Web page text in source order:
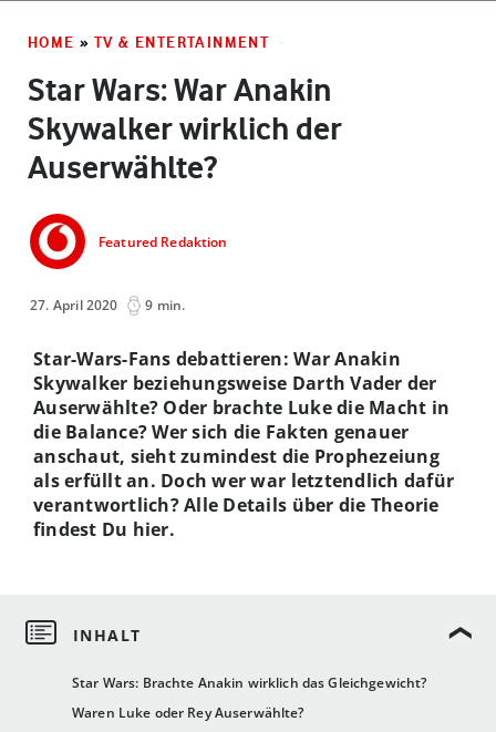
HOME » TV & ENTERTAINMENT
Star Wars: War Anakin
Skywalker wirklich der
Auserwählte?
Featured Redaktion
27. April 2020 9 min.
Star Wars: Brachte Anakin wirklich das Gleichgewicht?
Waren Luke oder Rey Auserwählte?
Star-Wars-Fans debattieren: War Anakin
Skywalker beziehungsweise Darth Vader der
Auserwählte? Oder brachte Luke die Macht in
die Balance? Wer sich die Fakten genauer
anschaut, sieht zumindest die Prophezeiung
als erfüllt an. Doch wer war letztendlich dafür
verantwortlich? Alle Details über die Theorie
findest Du hier.